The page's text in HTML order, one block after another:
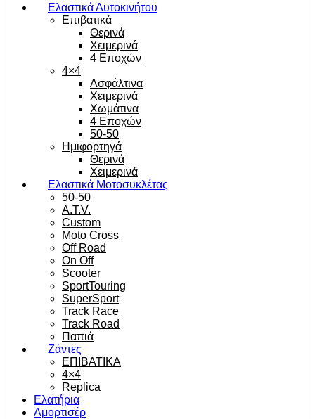
Ελαστικά Αυτοκινήτου
Επιβατικά
Θερινά
Χειμερινά
4 Εποχών
4×4
Ασφάλτινα
Χειμερινά
Χωμάτινα
4 Εποχών
50-50
Ημιφορτηγά
Θερινά
Χειμερινά
Ελαστικά Μοτοσυκλέτας
50-50
A.T.V.
Custom
Moto Cross
Off Road
On Off
Scooter
SportTouring
SuperSport
Track Race
Track Road
Παπιά
Ζάντες
ΕΠΙΒΑΤΙΚΑ
4×4
Replica
Ελατήρια
Αμορτισέρ